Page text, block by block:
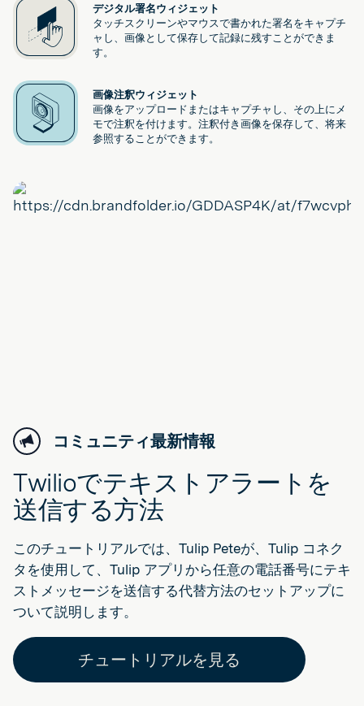
デジタル署名ウィジェット
タッチスクリーンやマウスで書かれた署名をキャプチ
ャし、画像として保存して記録に残すことができま
す。
画像注釈ウィジェット
画像をアップロードまたはキャプチャし、その上にメ
モで注釈を付けます。注釈付き画像を保存して、将来
参照することができます。
コミュニティ最新情報
Twilioでテキストアラートを
送信する方法
このチュートリアルでは、Tulip Peteが、Tulip コネク
タを使用して、Tulip アプリから任意の電話番号にテキ
ストメッセージを送信する代替方法のセットアップに
ついて説明します。
チュートリアルを見る